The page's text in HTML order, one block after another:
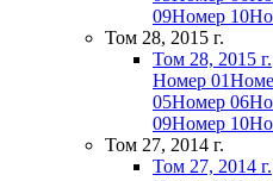
09Номер 10
Том 28, 2015 г.
Том 28, 2015 г.
Номер 01
05Номер 06
09Номер 10
Том 27, 2014 г.
Том 27, 2014 г.